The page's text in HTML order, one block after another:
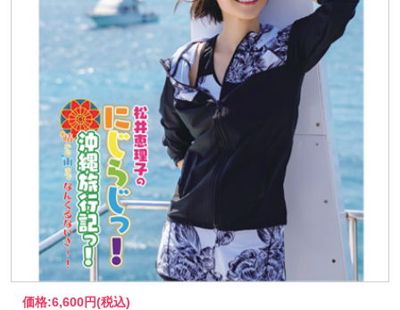
価格:6,600円(税込)